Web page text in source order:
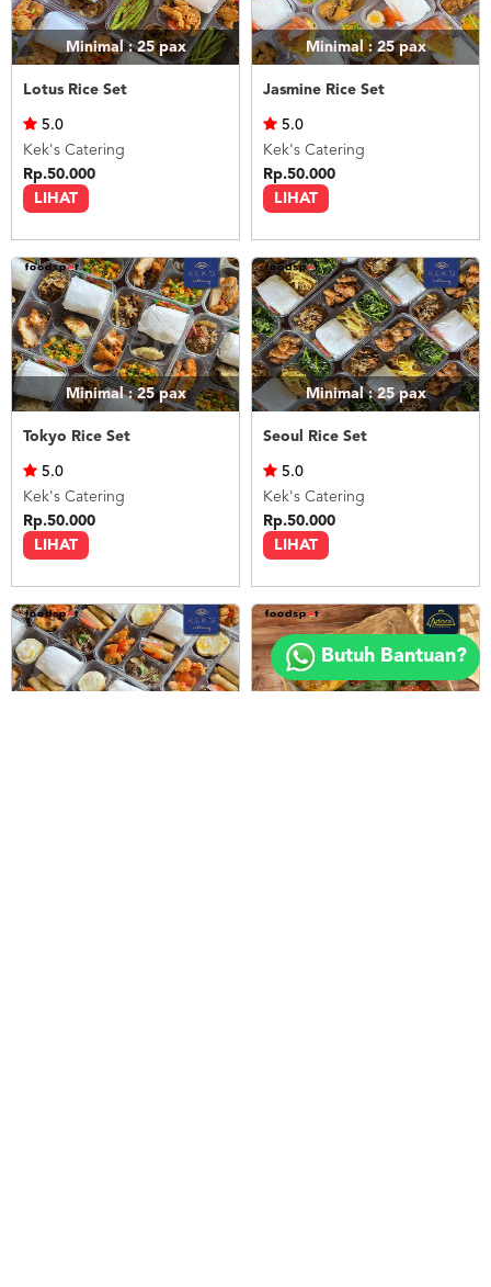
Copyright
2018
FOODSPOT.CO.ID
Minimal : 25pax
Lotus Rice Set
LIHAT
5.0
Kek's Catering
Rp.50.000
Minimal : 25pax
Jasmine Rice Set
LIHAT
5.0
Kek's Catering
Rp.50.000
Minimal : 25pax
Tokyo Rice Set
LIHAT
5.0
Kek's Catering
Rp.50.000
Minimal : 25pax
Seoul Rice Set
LIHAT
5.0
Kek's Catering
Rp.50.000
Butuh Bantuan?